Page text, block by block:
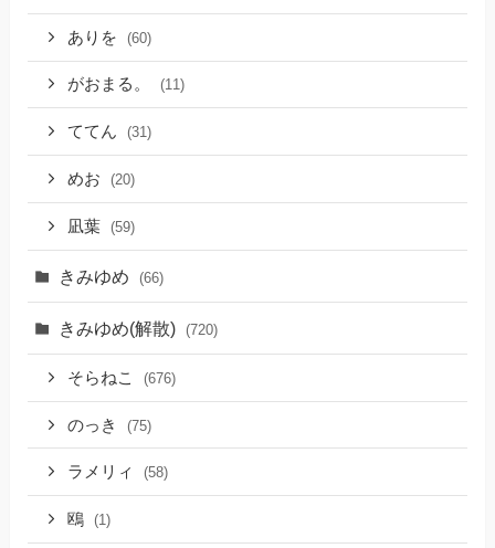
ありを (60)
がおまる。 (11)
ててん (31)
めお (20)
凪葉 (59)
きみゆめ (66)
きみゆめ(解散) (720)
そらねこ (676)
のっき (75)
ラメリィ (58)
鴎 (1)